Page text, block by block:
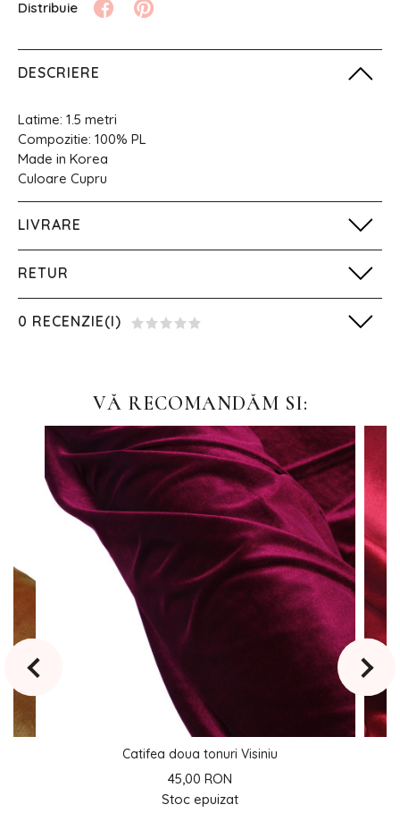
DESCRIERE
Latime: 1.5 metri
Compozitie: 100% PL
Made in Korea
Culoare Cupru
LIVRARE
RETUR
0 RECENZIE(I)
VĂ RECOMANDĂM SI:
Catifea doua tonuri Visiniu
45,00 RON
Stoc epuizat